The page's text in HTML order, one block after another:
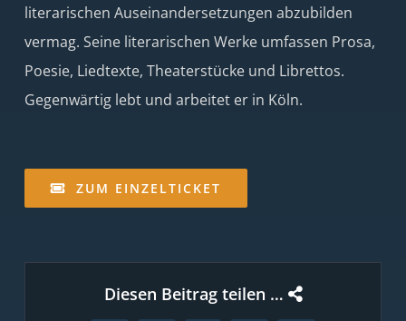
literarischen Auseinandersetzungen abzubilden
vermag. Seine literarischen Werke umfassen Prosa,
Poesie, Liedtexte, Theaterstücke und Librettos.
Gegenwärtig lebt und arbeitet er in Köln.
ZUM EINZELTICKET
Diesen Beitrag teilen …